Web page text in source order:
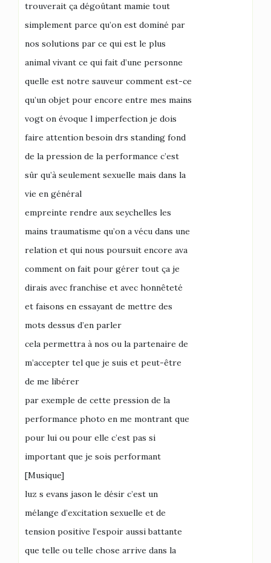
trouverait ça dégoûtant mamie tout
simplement parce qu’on est dominé par
nos solutions par ce qui est le plus
animal vivant ce qui fait d’une personne
quelle est notre sauveur comment est-ce
qu’un objet pour encore entre mes mains
vogt on évoque l imperfection je dois
faire attention besoin drs standing fond
de la pression de la performance c’est
sûr qu’à seulement sexuelle mais dans la
vie en général
empreinte rendre aux seychelles les
mains traumatisme qu’on a vécu dans une
relation et qui nous poursuit encore ava
comment on fait pour gérer tout ça je
dirais avec franchise et avec honnêteté
et faisons en essayant de mettre des
mots dessus d’en parler
cela permettra à nos ou la partenaire de
m’accepter tel que je suis et peut-être
de me libérer
par exemple de cette pression de la
performance photo en me montrant que
pour lui ou pour elle c’est pas si
important que je sois performant
[Musique]
luz s evans jason le désir c’est un
mélange d’excitation sexuelle et de
tension positive l’espoir aussi battante
que telle ou telle chose arrive dans la